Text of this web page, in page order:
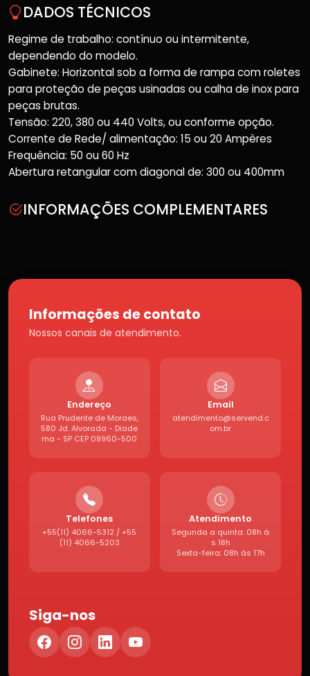
DADOS TÉCNICOS
Regime de trabalho: contínuo ou intermitente,
dependendo do modelo.
Gabinete: Horizontal sob a forma de rampa com roletes
para proteção de peças usinadas ou calha de inox para
peças brutas.
Tensão: 220, 380 ou 440 Volts, ou conforme opção.
Corrente de Rede/ alimentação: 15 ou 20 Ampères
Frequência: 50 ou 60 Hz
Abertura retangular com diagonal de: 300 ou 400mm
INFORMAÇÕES COMPLEMENTARES
Informações de contato
Nossos canais de atendimento.
Endereço
Rua Prudente de Moraes,
580 Jd. Alvorada - Diade
ma - SP CEP 09960-500
Email
atendimento@servend.c
om.br
Telefones
+55(11) 4066-5312 / +55
(11) 4066-5203
Atendimento
Segunda a quinta: 08h à
s 18h
Sexta-feira: 08h às 17h
Siga-nos